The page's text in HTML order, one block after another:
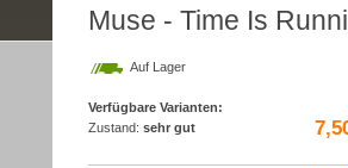
Muse - Time Is
Auf Lager
Verfügbare Varianten:
Zustand: sehr gut